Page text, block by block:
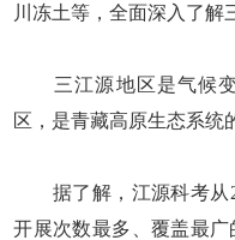
川冻土等，全面深入了解
三江源地区是气候变
区，是青藏高原生态系统
据了解，江源科考从
开展次数最多、覆盖最